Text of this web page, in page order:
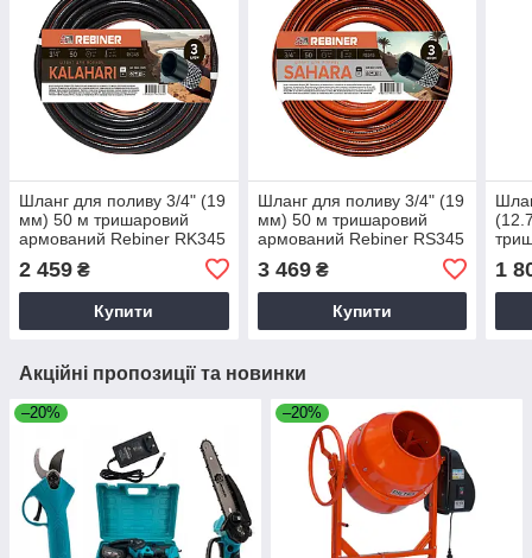
Шланг для поливу 3/4" (19
мм) 50 м тришаровий
армований Rebiner RK345
2 459 ₴
Купити
Шланг для поливу 3/4" (19
мм) 50 м тришаровий
армований Rebiner RS345
3 469₴
Купити
1
Акційні пропозиції та новинки
–20% –20%